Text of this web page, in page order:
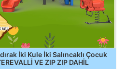
İki Kule İki Salıncaklı Çocuk
VE ZIP ZIP DAHİL